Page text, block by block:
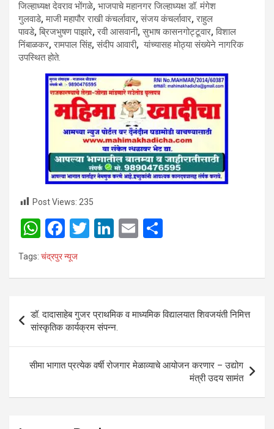
जिल्‍हाध्यक्ष देवराव भोंगळे, भाजपाचे महानगर जिल्‍हाध्‍यक्ष डॉ. मंगेश
गुलवाडे,माजी महापौर राखी कंचर्लावार,संजय कंचर्लावार,राहुल
पावडे,ब्रिजभुषण पाझारे,रवी आसवानी,सुभाष कासनगोट्टूवार,विशाल
निंबाळकर,रामपाल सिंह,संदीप आवारी,यांच्यासह मोठ्या संख्येने नागरिक
उपस्थित होते.
Post Views: 235
W
h
at
A
p
p
F
a
ce
o
o
k
T
Li
n
E
Tags: चंद्रपुर न्यूज
Post
navigation
डॉ. दादासाहेब गुजर प्राथमिक व माध्यमिक विद्यालयात शिवजयंती निमित्त
सांस्कृतिक कार्यक्रम संपन्न.
सीमा भागात प्रत्येक वर्षी रोजगार मेळाव्याचे आयोजन करणार – उद्योग
मंत्री उदय सामंत